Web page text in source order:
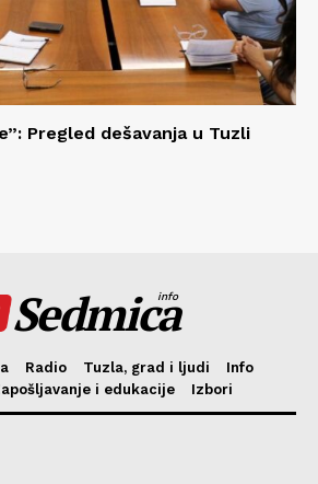
Pregled dešavanja u Tuzli
Sedmica
info
Radio Tuzla, grad i ljudi
Info
i edukacije Izbori